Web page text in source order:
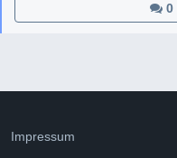
Impressum